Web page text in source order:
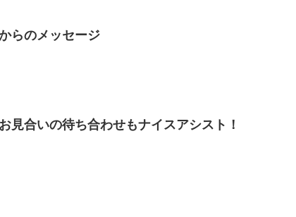
らのメッセージ
見合いの待ち合わせもナイスアシスト！